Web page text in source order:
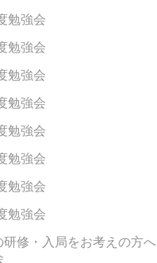
勉強会
勉強会
勉強会
勉強会
勉強会
勉強会
勉強会
勉強会
修・入局をお考えの方へ